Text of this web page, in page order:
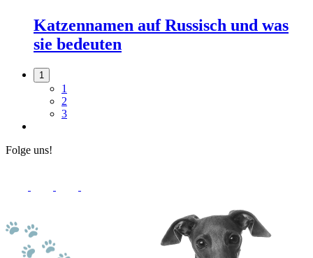
Katzennamen auf Russisch und was
sie bedeuten
1
1
2
3
Folge uns!